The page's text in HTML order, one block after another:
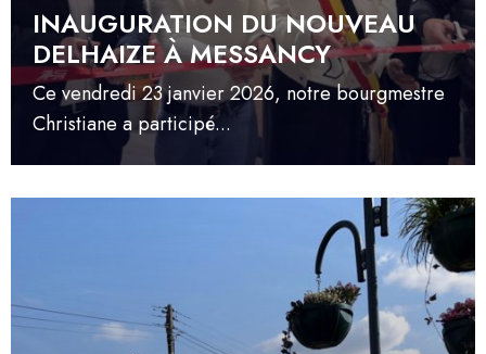
INAUGURATION DU NOUVEAU
DELHAIZE À MESSANCY
Ce vendredi 23 janvier 2026, notre bourgmestre
Christiane a participé...